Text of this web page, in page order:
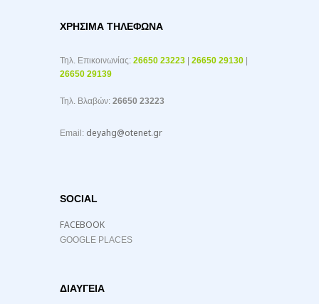
ΧΡΉΣΙΜΑ ΤΗΛΈΦΩΝΑ
Τηλ. Επικοινωνίας: 26650 23223 26650 29130
26650 29139
Τηλ. Βλαβών: 26650 23223
Email: deyahg@otenet.gr
SOCIAL
FACEBOOK
GOOGLE PLACES
ΔΙΑΥΓΕΙΑ